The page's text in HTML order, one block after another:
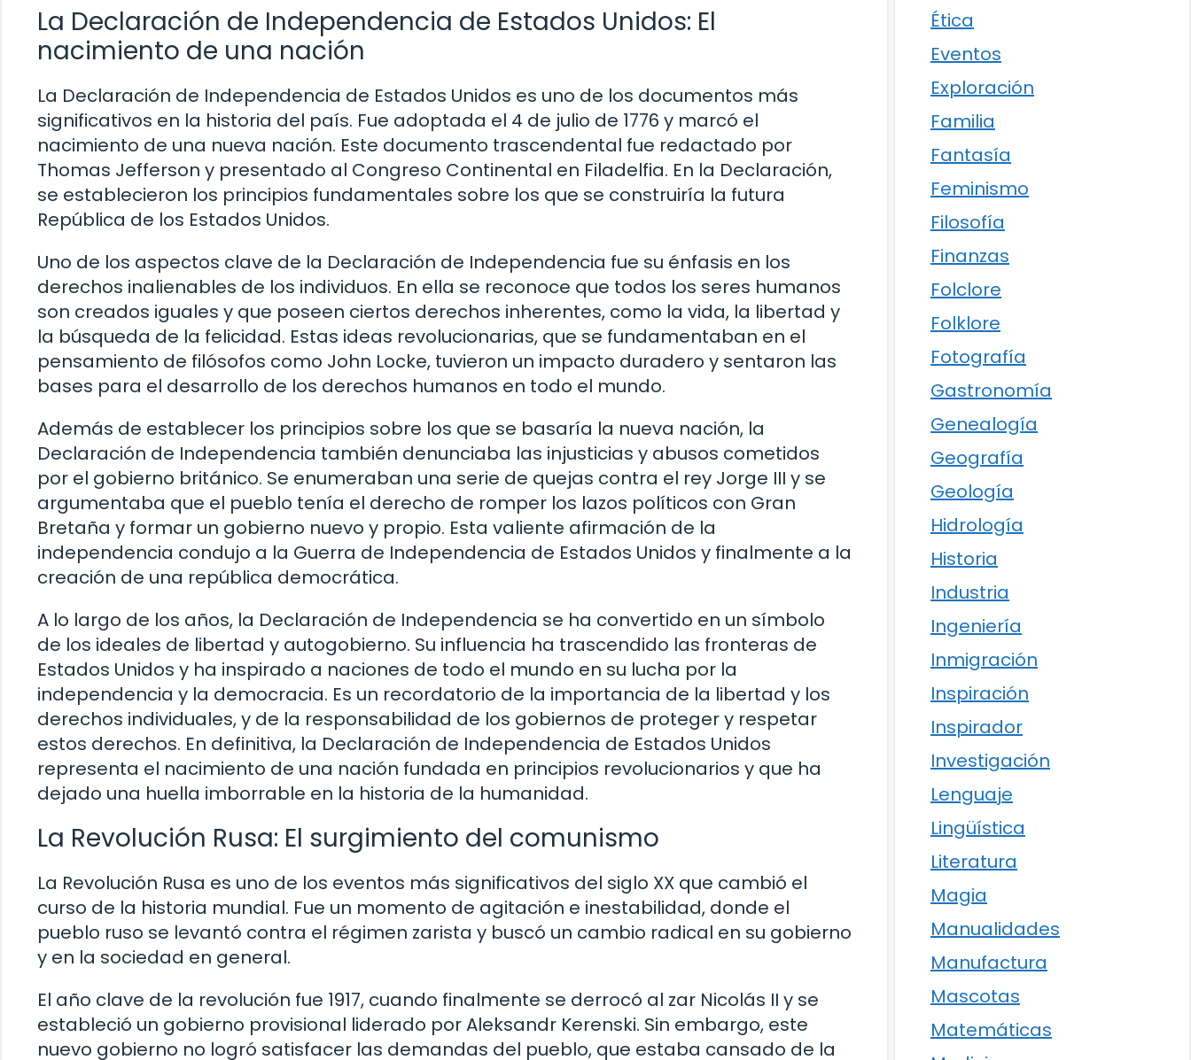
La Declaración de Independencia de Estados Unidos: El
nacimiento de una nación
La Declaración de Independencia de Estados Unidos es uno de los documentos más
significativos en la historia del país. Fue adoptada el 4 de julio de 1776 y marcó el
nacimiento de una nueva nación. Este documento trascendental fue redactado por
Thomas Jefferson y presentado al Congreso Continental en Filadelfia. En la Declaración,
se establecieron los principios fundamentales sobre los que se construiría la futura
República de los Estados Unidos.
Uno de los aspectos clave de la Declaración de Independencia fue su énfasis en los
derechos inalienables de los individuos. En ella se reconoce que todos los seres humanos
son creados iguales y que poseen ciertos derechos inherentes, como la vida, la libertad y
la búsqueda de la felicidad. Estas ideas revolucionarias, que se fundamentaban en el
pensamiento de filósofos como John Locke, tuvieron un impacto duradero y sentaron las
bases para el desarrollo de los derechos humanos en todo el mundo.
Además de establecer los principios sobre los que se basaría la nueva nación, la
Declaración de Independencia también denunciaba las injusticias y abusos cometidos
por el gobierno británico. Se enumeraban una serie de quejas contra el rey Jorge III y se
argumentaba que el pueblo tenía el derecho de romper los lazos políticos con Gran
Bretaña y formar un gobierno nuevo y propio. Esta valiente afirmación de la
independencia condujo a la Guerra de Independencia de Estados Unidos y finalmente a la
creación de una república democrática.
A lo largo de los años, la Declaración de Independencia se ha convertido en un símbolo
de los ideales de libertad y autogobierno. Su influencia ha trascendido las fronteras de
Estados Unidos y ha inspirado a naciones de todo el mundo en su lucha por la
independencia y la democracia. Es un recordatorio de la importancia de la libertad y los
derechos individuales, y de la responsabilidad de los gobiernos de proteger y respetar
estos derechos. En definitiva, la Declaración de Independencia de Estados Unidos
representa el nacimiento de una nación fundada en principios revolucionarios y que ha
dejado una huella imborrable en la historia de la humanidad.
La Revolución Rusa: El surgimiento del comunismo
La Revolución Rusa es uno de los eventos más significativos del siglo XX que cambió el
curso de la historia mundial. Fue un momento de agitación e inestabilidad, donde el
pueblo ruso se levantó contra el régimen zarista y buscó un cambio radical en su gobierno
y en la sociedad en general.
El año clave de la revolución fue 1917, cuando finalmente se derrocó al zar Nicolás II y se
estableció un gobierno provisional liderado por Aleksandr Kerenski. Sin embargo, este
nuevo gobierno no logró satisfacer las demandas del pueblo, que estaba cansado de la
Ética
Eventos
Exploración
Familia
Fantasía
Feminismo
Filosofía
Finanzas
Folclore
Folklore
Fotografía
Gastronomía
Genealogía
Geografía
Geología
Hidrología
Historia
Industria
Ingeniería
Inmigración
Inspiración
Inspirador
Investigación
Lenguaje
Lingüística
Literatura
Magia
Manualidades
Manufactura
Mascotas
Matemáticas